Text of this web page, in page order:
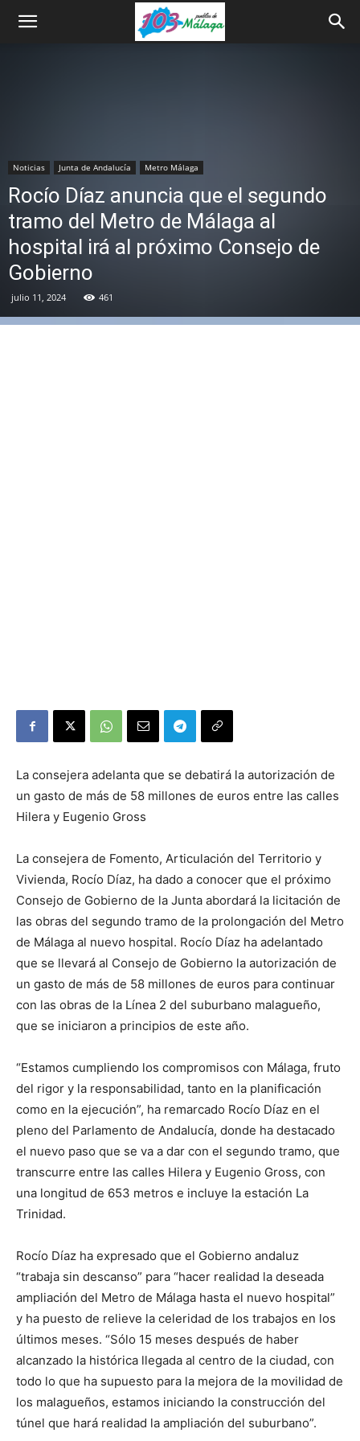
Noticias Junta de Andalucía Metro Málaga
Rocío Díaz anuncia que el segundo
tramo del Metro de Málaga al
hospital irá al próximo Consejo de
Gobierno
julio 11, 2024 461
La consejera adelanta que se debatirá la autorización de
un gasto de más de 58 millones de euros entre las calles
Hilera y Eugenio Gross
La consejera de Fomento, Articulación del Territorio y
Vivienda, Rocío Díaz, ha dado a conocer que el próximo
Consejo de Gobierno de la Junta abordará la licitación de
las obras del segundo tramo de la prolongación del Metro
de Málaga al nuevo hospital. Rocío Díaz ha adelantado
que se llevará al Consejo de Gobierno la autorización de
un gasto de más de 58 millones de euros para continuar
con las obras de la Línea 2 del suburbano malagueño,
que se iniciaron a principios de este año.
“Estamos cumpliendo los compromisos con Málaga, fruto
del rigor y la responsabilidad, tanto en la planificación
como en la ejecución”, ha remarcado Rocío Díaz en el
pleno del Parlamento de Andalucía, donde ha destacado
el nuevo paso que se va a dar con el segundo tramo, que
transcurre entre las calles Hilera y Eugenio Gross, con
una longitud de 653 metros e incluye la estación La
Trinidad.
Rocío Díaz ha expresado que el Gobierno andaluz
“trabaja sin descanso” para “hacer realidad la deseada
ampliación del Metro de Málaga hasta el nuevo hospital”
y ha puesto de relieve la celeridad de los trabajos en los
últimos meses. “Sólo 15 meses después de haber
alcanzado la histórica llegada al centro de la ciudad, con
todo lo que ha supuesto para la mejora de la movilidad de
los malagueños, estamos iniciando la construcción del
túnel que hará realidad la ampliación del suburbano”.